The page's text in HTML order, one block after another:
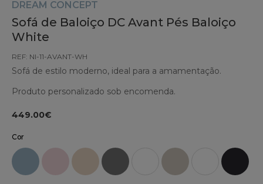
DREAM CONCEPT
Sofá de Baloiço DC Avant Pés Baloiço
White
REF: NI-11-AVANT-WH
Sofá de estilo moderno, ideal para a amamentação.
Produto personalizado sob encomenda.
449.00€
Cor